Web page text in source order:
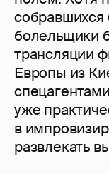
собравшихся
болельщики
трансляции
Европы из
уже
в
развлекать